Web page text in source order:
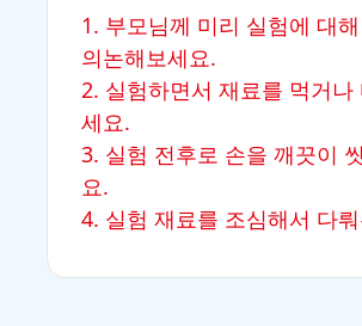
1. 부모님께 미리 실험에 대
의논해보세요.
2. 실험하면서 재료를 먹거나
세요.
3. 실험 전후로 손을 깨끗이
요.
4. 실험 재료를 조심해서 다